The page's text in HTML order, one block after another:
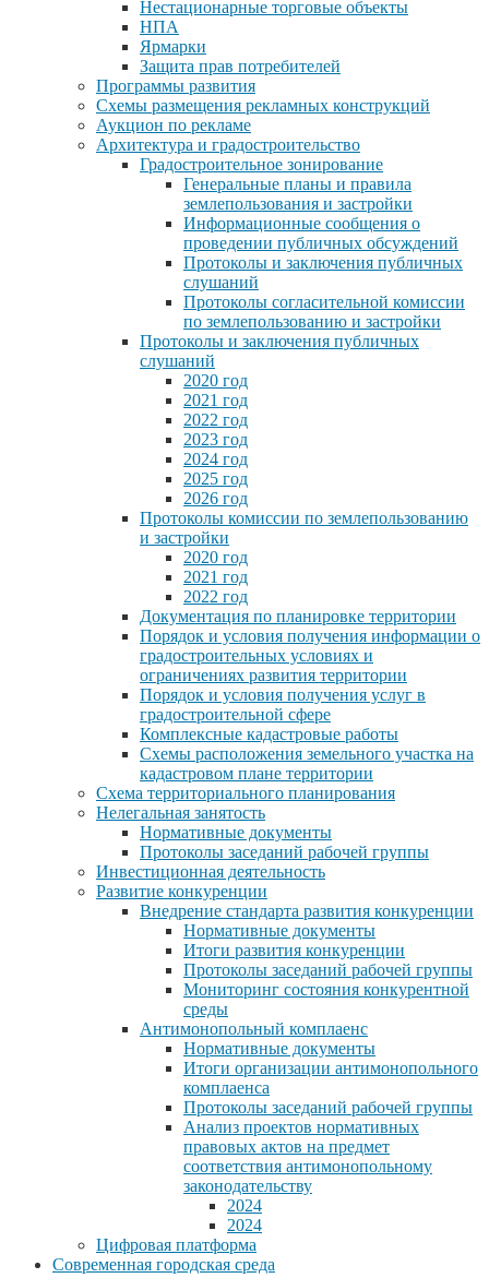
Нестационарные торговые объекты
НПА
Ярмарки
Защита прав потребителей
Программы развития
Схемы размещения рекламных конструкций
Аукцион по рекламе
Архитектура и градостроительство
Градостроительное зонирование
Генеральные планы и правила
землепользования и застройки
Информационные сообщения о
проведении публичных обсуждений
Протоколы и заключения публичных
слушаний
Протоколы согласительной комиссии
по землепользованию и застройки
Протоколы и заключения публичных
слушаний
2020 год
2021 год
2022 год
2023 год
2024 год
2025 год
2026 год
Протоколы комиссии по землепользованию
и застройки
2020 год
2021 год
2022 год
Документация по планировке территории
Порядок и условия получения информации о
градостроительных условиях и
ограничениях развития территории
Порядок и условия получения услуг в
градостроительной сфере
Комплексные кадастровые работы
Схемы расположения земельного участка на
кадастровом плане территории
Схема территориального планирования
Нелегальная занятость
Нормативные документы
Протоколы заседаний рабочей группы
Инвестиционная деятельность
Развитие конкуренции
Внедрение стандарта развития конкуренции
Нормативные документы
Итоги развития конкуренции
Протоколы заседаний рабочей группы
Мониторинг состояния конкурентной
среды
Антимонопольный комплаенс
Нормативные документы
Итоги организации антимонопольного
комплаенса
Протоколы заседаний рабочей группы
Анализ проектов нормативных
правовых актов на предмет
соответствия антимонопольному
законодательству
2024
2024
Цифровая платформа
Современная городская среда